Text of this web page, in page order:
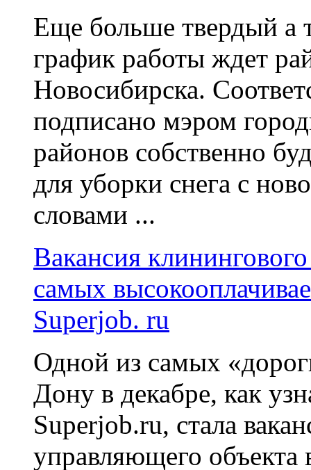
Еще больше твердый а
график работы ждет
Новосибирска.
подписано мэром
районов собственно
для уборки снега с
словами ...
Вакансия
самых
Superjob. ru
Одной из самых
Дону в декабре, как
Superjob.ru, стала
управляющего